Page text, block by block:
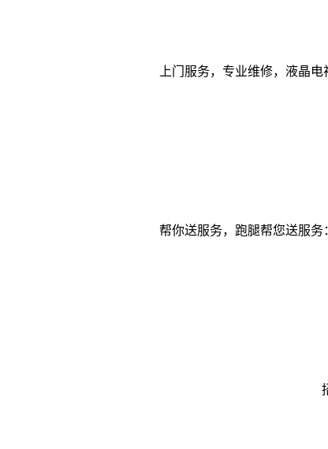
上门服务，专业维修，液晶
帮你送服务，跑腿帮您送服